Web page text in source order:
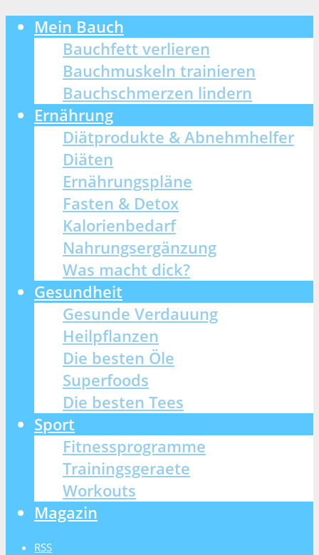
Mein Bauch
Bauchfett verlieren
Bauchmuskeln trainieren
Bauchschmerzen lindern
Ernährung
Diätprodukte & Abnehmhelfer
Diäten
Ernährungspläne
Fasten & Detox
Kalorienbedarf
Nahrungsergänzung
Was macht dick?
Gesundheit
Gesunde Verdauung
Heilpflanzen
Die besten Öle
Superfoods
Die besten Tees
Sport
Fitnessprogramme
Trainingsgeraete
Workouts
Magazin
RSS